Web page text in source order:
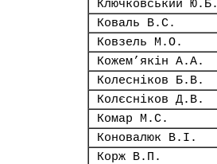
Ключковський Ю.Б.
Коваль В.С.
Ковзель М.О.
Кожем’якін А.А.
Колесніков Б.В.
Колєсніков Д.В.
Комар М.С.
Коновалюк В.І.
Корж В.П.